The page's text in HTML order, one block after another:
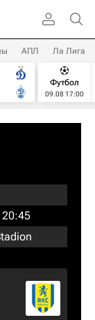
АПЛ Ла Лига
Футбол
09.08 17:00